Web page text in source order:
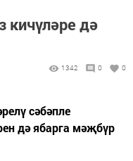
кичүләре дә
1342 0 0
сәбәпле
дә ябарга мәҗбүр